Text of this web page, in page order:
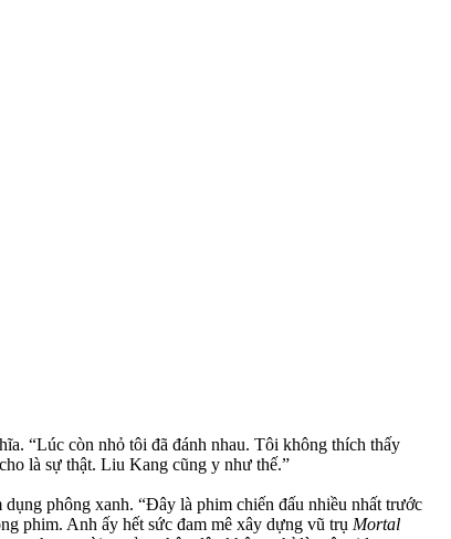
“Lúc còn nhỏ tôi đã đánh nhau. Tôi không thích thấy
là sự thật. Liu Kang cũng y như thế.”
phông xanh. “Đây là phim chiến đấu nhiều nhất trước
phim. Anh ấy hết sức đam mê xây dựng vũ trụ Mortal